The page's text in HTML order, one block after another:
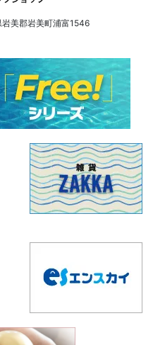
美郡岩美町浦富1546